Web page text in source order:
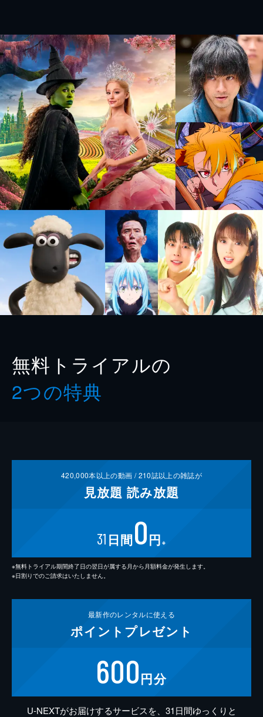
無料トライアルの
2つの特典
420,000本以上の動画 /210誌以上の雑誌が
見放題 読み放題
31 日間0円 ※
※無料トライアル期間終了日の翌日が属する月から月額料金が発生します。
※日割りでのご請求はいたしません。
最新作のレンタルに使える
ポイント プレゼント
600円分
U-NEXTがお届けするサービスを、31日間ゆっくりと